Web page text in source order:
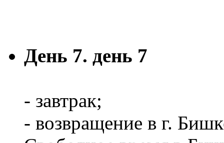
День 7. день 7
- завтрак;
- возвращение в г.